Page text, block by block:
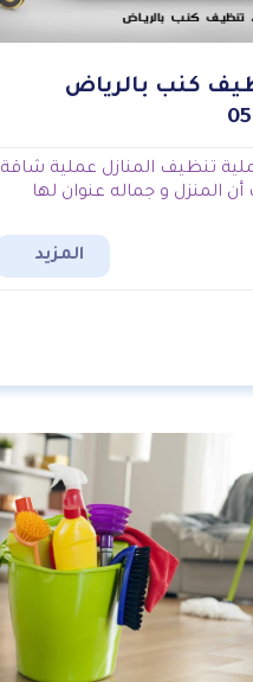
كنب بالرياض
تنظيف المنازل عملية شاقة
المنزل و جماله عنوان لها
المزيد